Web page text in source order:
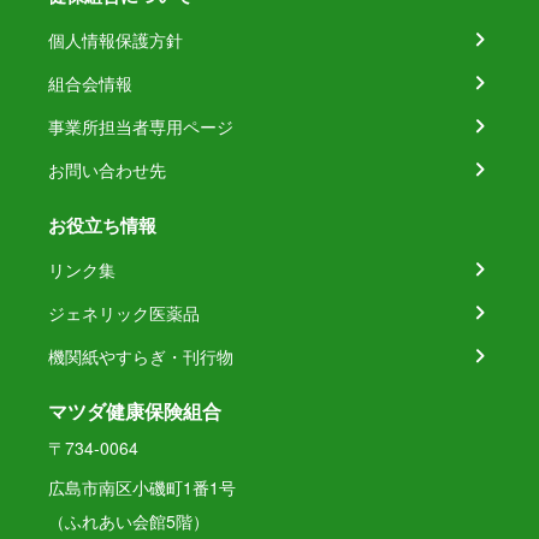
個人情報保護方針
組合会情報
事業所担当者専用ページ
お問い合わせ先
お役立ち情報
リンク集
ジェネリック医薬品
機関紙やすらぎ・刊行物
マツダ健康保険組合
〒734-0064
広島市南区小磯町1番1号
（ふれあい会館5階）